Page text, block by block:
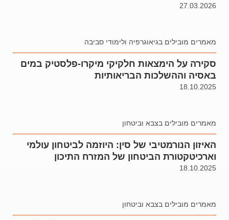
27.03.2026
מאמרים מובילים בגיאוגרפיה ולימודי סביבה
סקירה על הימצאות חלקיקי מיקרו-פלסטיק במים
באסיה וההשלכות הבריאותיות
18.10.2025
מאמרים מובילים בצבא וביטחון
האיזון הנורמטיבי של סין: היוזמה לביטחון עולמי
וארכיטקטורת הביטחון של המזרח התיכון
18.10.2025
מאמרים מובילים בצבא וביטחון